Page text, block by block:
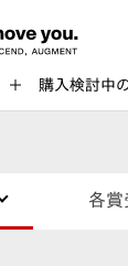
購入検討中
各賞